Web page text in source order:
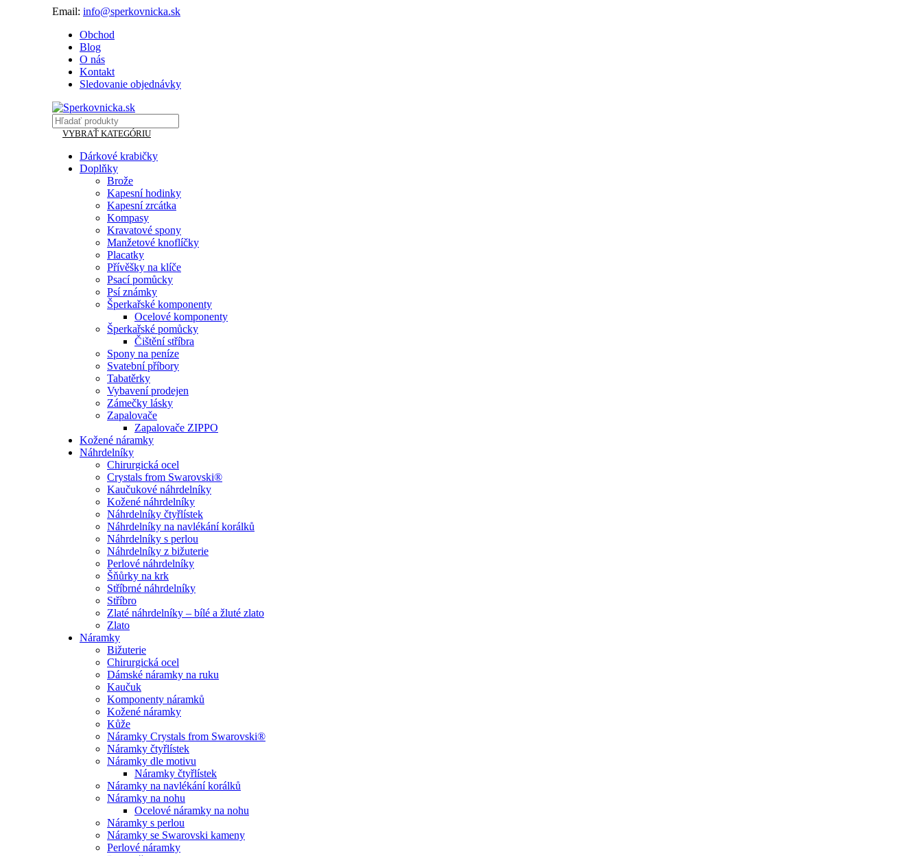
Email: info@sperkovnicka.sk
Obchod
Blog
O nás
Kontakt
Sledovanie objednávky
VYBRAŤ KATEGÓRIU
Dárkové krabičky
Doplňky
Brože
Kapesní hodinky
Kapesní zrcátka
Kompasy
Kravatové spony
Manžetové knoflíčky
Placatky
Přívěšky na klíče
Psací pomůcky
Psí známky
Šperkařské komponenty
Ocelové komponenty
Šperkařské pomůcky
Čištění stříbra
Spony na peníze
Svatební příbory
Tabatěrky
Vybavení prodejen
Zámečky lásky
Zapalovače
Zapalovače ZIPPO
Kožené náramky
Náhrdelníky
Chirurgická ocel
Crystals from Swarovski®
Kaučukové náhrdelníky
Kožené náhrdelníky
Náhrdelníky čtyřlístek
Náhrdelníky na navlékání korálků
Náhrdelníky s perlou
Náhrdelníky z bižuterie
Perlové náhrdelníky
Šňůrky na krk
Stříbrné náhrdelníky
Stříbro
Zlaté náhrdelníky – bílé a žluté zlato
Zlato
Náramky
Bižuterie
Chirurgická ocel
Dámské náramky na ruku
Kaučuk
Komponenty náramků
Kožené náramky
Kůže
Náramky Crystals from Swarovski®
Náramky čtyřlístek
Náramky dle motivu
Náramky čtyřlístek
Náramky na navlékání korálků
Náramky na nohu
Ocelové náramky na nohu
Náramky s perlou
Náramky se Swarovski kameny
Perlové náramky